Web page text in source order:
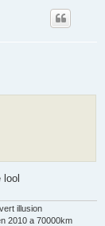
illusion
2010 a 70000km